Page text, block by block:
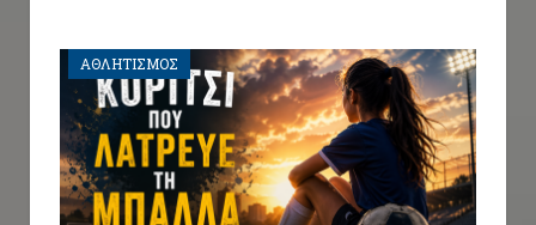
ΑΘΛΗΤΙΣΜΟΣ